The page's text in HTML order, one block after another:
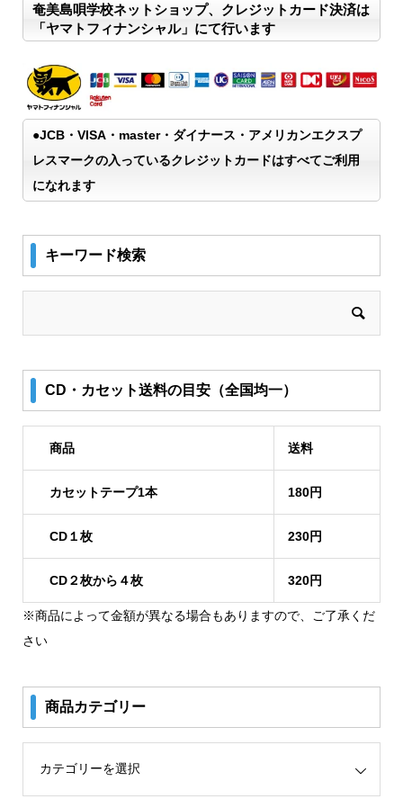
奄美島唄学校ネットショップ、クレジットカード決済は
「ヤマトフィナンシャル」にて行います
●JCB・VISA・master・ダイナース・アメリカンエクスプ
レスマークの入っているクレジットカードはすべてご利用
になれます
キーワード検索
CD・カセット送料の目安（全国均一）
商品 送料
カセットテープ1本 180円
CD１枚 230円
CD２枚から４枚 320円
※商品によって金額が異なる場合もありますので、ご了承くだ
さい
商品カテゴリー